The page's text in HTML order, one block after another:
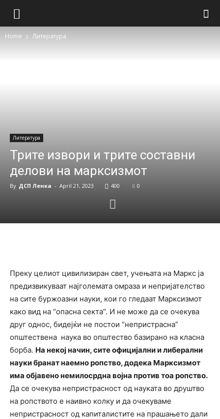
Home Литература
Литература
Трите извори и трите составни
делови на марксизмот
By ДСП Ленка - April 21, 2023 400 0
Преку целиот цивилизиран свет, учењата на Маркс ја
предизвикуваат најголемата омраза и непријателство
на сите буржоазни науки, кои го гледаат Марксизмот
како вид на “опасна секта”. И не може да се очекува
друг однос, бидејќи не постои “непристрасна”
општествена наука во општество базирано на класна
борба. На некој начин, сите официјални и либерални
науки бранат наемно ропство, додека Марксизмот
има објавено немилосрдна војна против тоа ропство.
Да се очекува непристрасност од науката во друштво
на ропството е наивно колку и да очекуваме
непристрасност од капиталистите на прашањето дали